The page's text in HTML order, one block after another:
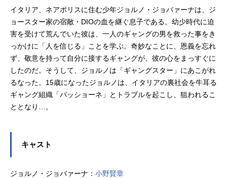
イタリア、ネアポリスに住む少年ジョルノ・ジョバァーナは、ジ
ョースター家の宿敵・DIOの血を継ぐ息子である。幼少時代に迫
害を受けて荒んでいた彼は、一人のギャングの男を救った事をき
っかけに「人を信じる」ことを学ぶ。奇妙なことに、恩義を忘れ
ず、敬意を持って自分に接するギャングが、彼の心をまっすぐに
したのだ。そうして、ジョルノは「ギャングスター」にあこがれ
るなった。15歳になったジョルノは、イタリアの裏社会を牛耳る
ギャング組織「パッショーネ」とトラブルを起こし、狙われるこ
ととなり…。
キャスト
ジョルノ・ジョバァーナ： 小野賢章